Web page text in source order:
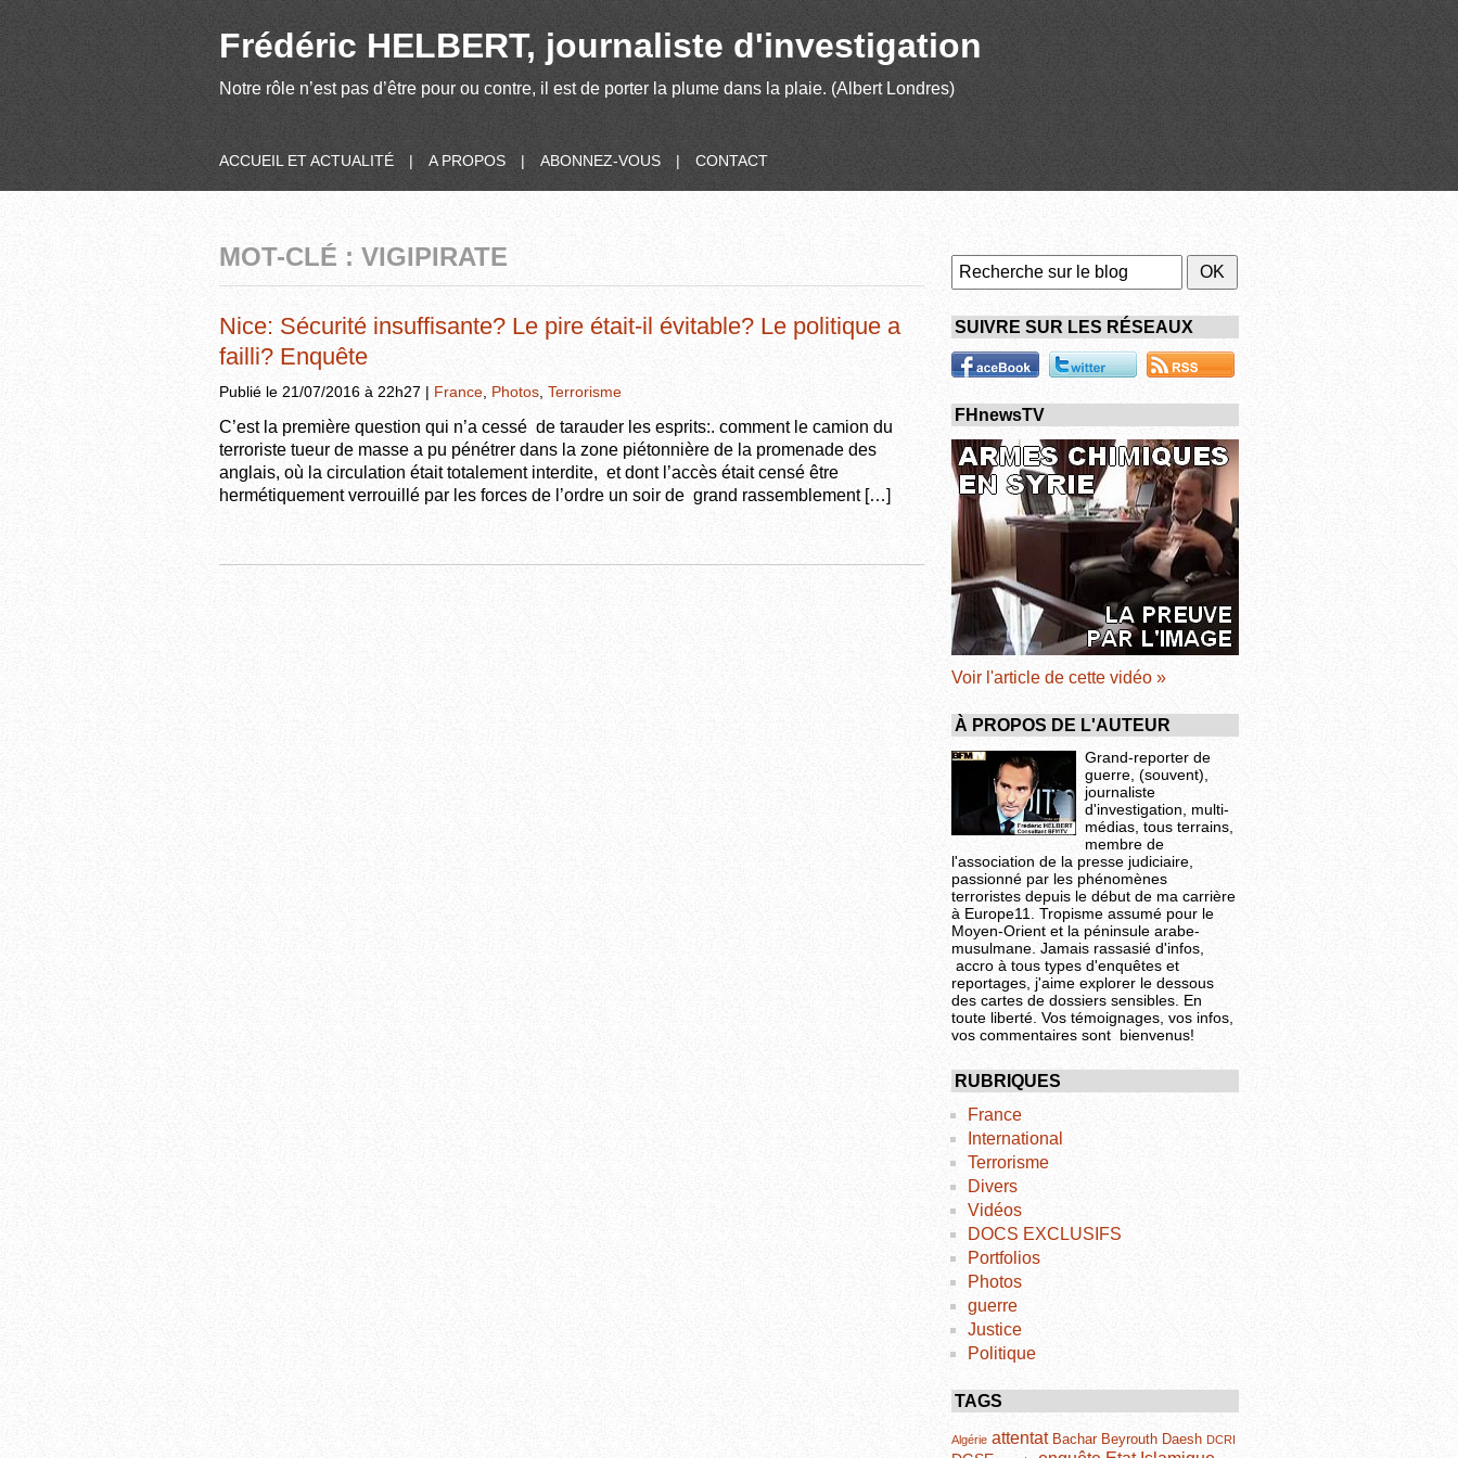
Frédéric HELBERT, journaliste d'investigation
Notre rôle n’est pas d’être pour ou contre, il est de porter la plume dans la plaie. (Albert Londres)
ACCUEIL ET ACTUALITÉ | A PROPOS | ABONNEZ-VOUS | CONTACT
MOT-CLÉ : VIGIPIRATE
Nice: Sécurité insuffisante? Le pire était-il évitable? Le politique a
failli? Enquête
Publié le 21/07/2016 à 22h27 | France Photos Terrorisme
C’est la première question qui n’a cessé de tarauder les esprits:. comment le camion du
terroriste tueur de masse a pu pénétrer dans la zone piétonnière de la promenade des
anglais, où la circulation était totalement interdite, et dont l’accès était censé être
hermétiquement verrouillé par les forces de l’ordre un soir de grand rassemblement […]
SUIVRE SUR LES RÉSEAUX
FHnewsTV
Voir l'article de cette vidéo »
À PROPOS DE L'AUTEUR
Grand-reporter de
guerre, (souvent),
journaliste
d'investigation, multi-
médias, tous terrains,
membre de
l'association de la presse judiciaire,
passionné par les phénomènes
terroristes depuis le début de ma carrière
à Europe11. Tropisme assumé pour le
Moyen-Orient et la péninsule arabe-
musulmane. Jamais rassasié d'infos,
accro à tous types d'enquêtes et
reportages, j'aime explorer le dessous
des cartes de dossiers sensibles. En
toute liberté. Vos témoignages, vos infos,
vos commentaires sont bienvenus!
RUBRIQUES
France
International
Terrorisme
Divers
Vidéos
DOCS EXCLUSIFS
Portfolios
Photos
guerre
Justice
Politique
TAGS
Algérie attentat Bachar Beyrouth Daesh DCRI